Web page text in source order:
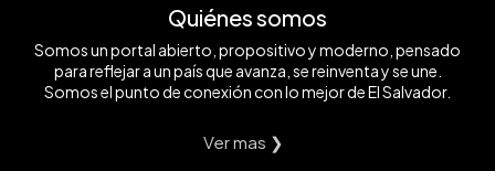
Quiénes somos
Somos un portal abierto, propositivo y moderno, pensado
para reflejar a un país que avanza, se reinventa y se une.
Somos el punto de conexión con lo mejor de El Salvador.
Ver mas ❯